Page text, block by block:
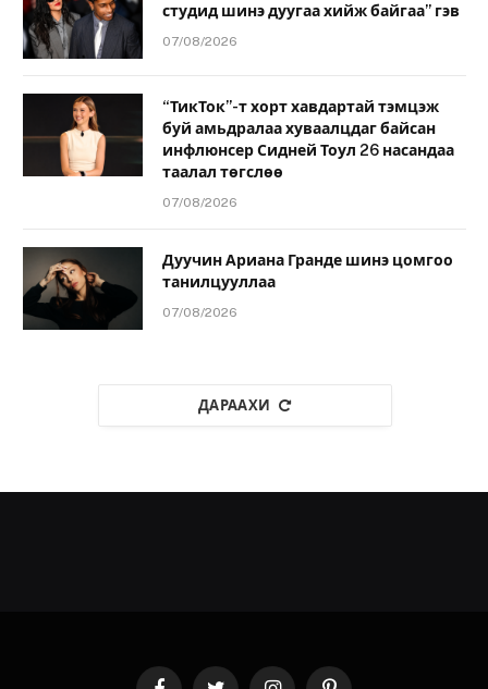
студид шинэ дуугаа хийж байгаа” гэв
07/08/2026
“ТикТок”-т хорт хавдартай тэмцэж
буй амьдралаа хуваалцдаг байсан
инфлюнсер Сидней Тоул 26 насандаа
таалал төгслөө
07/08/2026
Дуучин Ариана Гранде шинэ цомгоо
танилцууллаа
07/08/2026
ДАРААХИ